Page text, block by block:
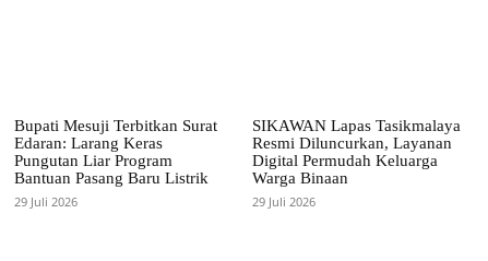
Bupati Mesuji Terbitkan Surat
Edaran: Larang Keras
Pungutan Liar Program
Bantuan Pasang Baru Listrik
29 Juli 2026
SIKAWAN Lapas Tasikmalaya
Resmi Diluncurkan, Layanan
Digital Permudah Keluarga
Warga Binaan
29 Juli 2026